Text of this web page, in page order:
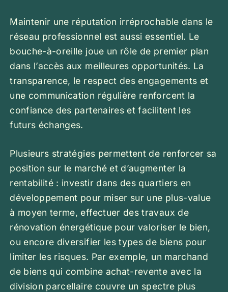
Maintenir une réputation irréprochable dans le
réseau professionnel est aussi essentiel. Le
bouche-à-oreille joue un rôle de premier plan
dans l’accès aux meilleures opportunités. La
transparence, le respect des engagements et
une communication régulière renforcent la
confiance des partenaires et facilitent les
futurs échanges.
Plusieurs stratégies permettent de renforcer sa
position sur le marché et d’augmenter la
rentabilité : investir dans des quartiers en
développement pour miser sur une plus-value
à moyen terme, effectuer des travaux de
rénovation énergétique pour valoriser le bien,
ou encore diversifier les types de biens pour
limiter les risques. Par exemple, un marchand
de biens qui combine achat-revente avec la
division parcellaire couvre un spectre plus